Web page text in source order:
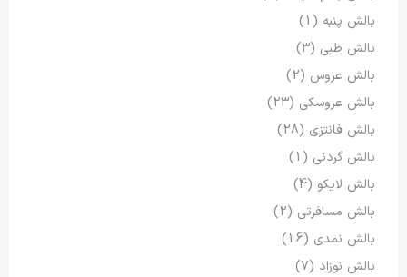
بالش پنبه (1)
بالش طبی (3)
بالش عروس (2)
بالش عروسکی (23)
بالش فانتزی (28)
بالش گردنی (1)
بالش لایکو (4)
بالش مسافرتی (2)
بالش نمدی (16)
بالش نوزاد (7)